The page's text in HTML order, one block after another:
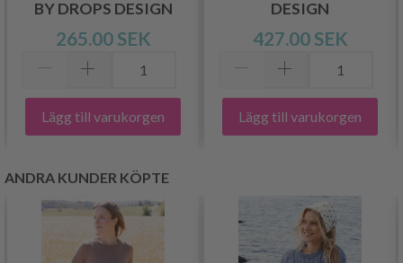
BY DROPS DESIGN
265.00 SEK
Lägg till varukorgen
DESIGN
427.00 SEK
Lägg till varukorgen
ANDRA KUNDER KÖPTE